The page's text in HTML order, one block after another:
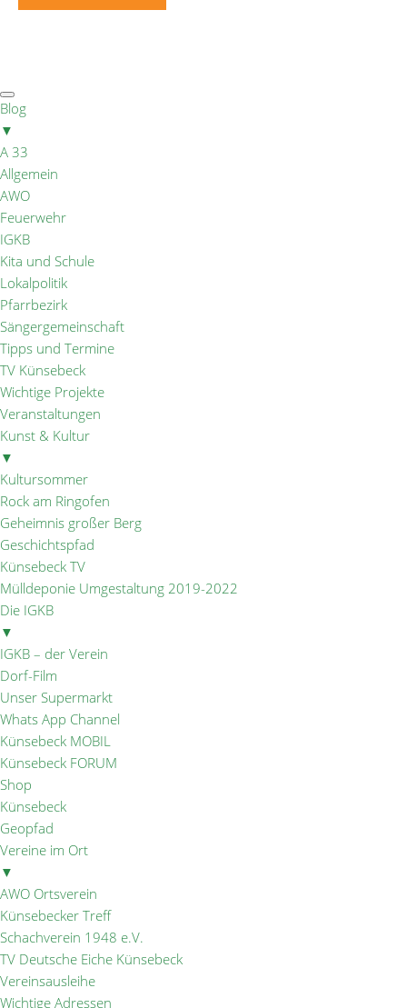
Blog
▼
A 33
Allgemein
AWO
Feuerwehr
IGKB
Kita und Schule
Lokalpolitik
Pfarrbezirk
Sängergemeinschaft
Tipps und Termine
TV Künsebeck
Wichtige Projekte
Veranstaltungen
Kunst & Kultur
▼
Kultursommer
Rock am Ringofen
Geheimnis großer Berg
Geschichtspfad
Künsebeck TV
Mülldeponie Umgestaltung 2019-2022
Die IGKB
▼
IGKB – der Verein
Dorf-Film
Unser Supermarkt
Whats App Channel
Künsebeck MOBIL
Künsebeck FORUM
Shop
Künsebeck
Geopfad
Vereine im Ort
▼
AWO Ortsverein
Künsebecker Treff
Schachverein 1948 e.V.
TV Deutsche Eiche Künsebeck
Vereinsausleihe
Wichtige Adressen